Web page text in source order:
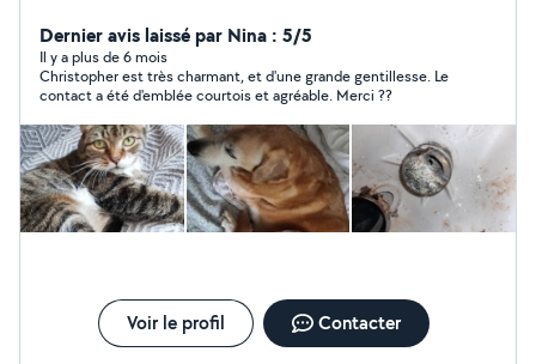
Dernier avis laissé par Nina : 5/5
Il y a plus de 6 mois
Christopher est très charmant, et d'une grande gentillesse. Le
contact a été d'emblée courtois et agréable. Merci ??
Voir le profil Contacter